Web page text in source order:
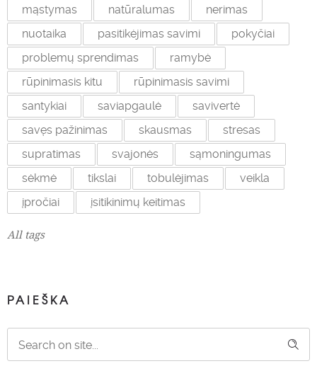
mąstymas
natūralumas
nerimas
nuotaika
pasitikėjimas savimi
pokyčiai
problemų sprendimas
ramybė
rūpinimasis kitu
rūpinimasis savimi
santykiai
saviapgaulė
savivertė
savęs pažinimas
skausmas
stresas
supratimas
svajonės
sąmoningumas
sėkmė
tikslai tobulėjimas
veikla
įpročiai
įsitikinimų keitimas
All tags
PAIEŠKA